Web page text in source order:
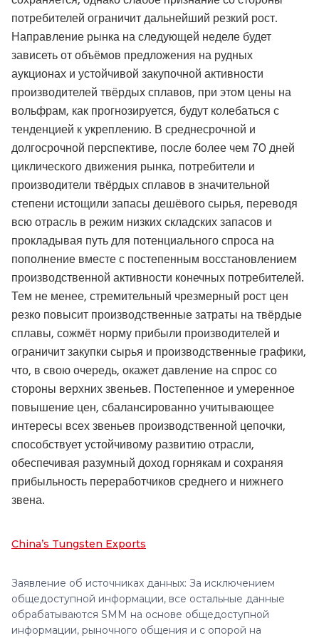
потребителей ограничит дальнейший резкий рост.
Направление рынка на следующей неделе будет
зависеть от объёмов предложения на рудных
аукционах и устойчивой закупочной активности
производителей твёрдых сплавов, при этом цены на
вольфрам, как прогнозируется, будут колебаться с
тенденцией к укреплению. В среднесрочной и
долгосрочной перспективе, после более чем 70 дней
циклического движения рынка, потребители и
производители твёрдых сплавов в значительной
степени истощили запасы дешёвого сырья, переводя
всю отрасль в режим низких складских запасов и
прокладывая путь для потенциального спроса на
пополнение вместе с постепенным восстановлением
производственной активности конечных потребителей.
Тем не менее, стремительный чрезмерный рост цен
резко повысит производственные затраты на твёрдые
сплавы, сожмёт норму прибыли производителей и
ограничит закупки сырья и производственные графики,
что, в свою очередь, окажет давление на спрос со
стороны верхних звеньев. Постепенное и умеренное
повышение цен, сбалансированно учитывающее
интересы всех звеньев производственной цепочки,
способствует устойчивому развитию отрасли,
обеспечивая разумный доход горнякам и сохраняя
прибыльность переработчиков среднего и нижнего
звена.
China’s Tungsten Exports
Заявление об источниках данных: За исключением
общедоступной информации, все остальные данные
обрабатываются SMM на основе общедоступной
информации, рыночного общения и с опорой на